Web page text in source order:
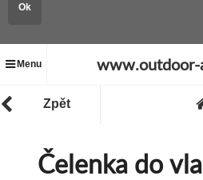
Ok
Menu www.outdoor-
Zpět
Čelenka do